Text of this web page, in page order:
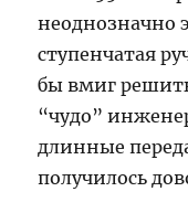
неоднозначно
ступенчатая
бы вмиг
“чудо”
длинные
получилось